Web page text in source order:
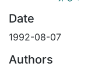
Date
1992-08-07
Authors